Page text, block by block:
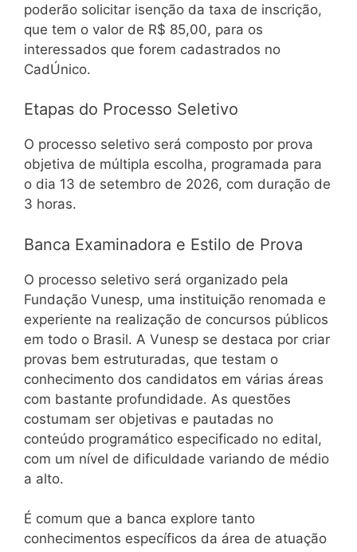
poderão solicitar isenção da taxa de inscrição,
que tem o valor de R$ 85,00, para os
interessados que forem cadastrados no
CadÚnico.
Etapas do Processo Seletivo
O processo seletivo será composto por prova
objetiva de múltipla escolha, programada para
o dia 13 de setembro de 2026, com duração de
3 horas.
Banca Examinadora e Estilo de Prova
O processo seletivo será organizado pela
Fundação Vunesp, uma instituição renomada e
experiente na realização de concursos públicos
em todo o Brasil. A Vunesp se destaca por criar
provas bem estruturadas, que testam o
conhecimento dos candidatos em várias áreas
com bastante profundidade. As questões
costumam ser objetivas e pautadas no
conteúdo programático especificado no edital,
com um nível de dificuldade variando de médio
a alto.
É comum que a banca explore tanto
conhecimentos específicos da área de atuação